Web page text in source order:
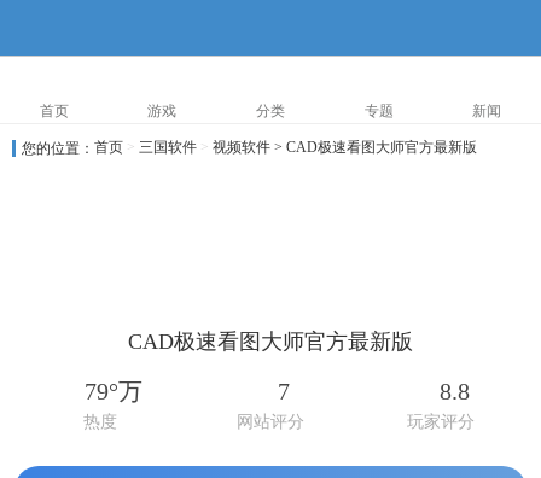
首页 游戏 分类 专题 新闻
您的位置： 首页 > 三国软件 > 视频软件 > CAD极速看图大师官方最新版
CAD极速看图大师官方最新版
79°万
热度
7
网站评分
8.8
玩家评分